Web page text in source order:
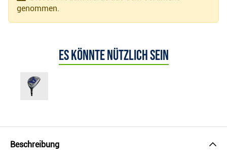
genommen.
Es könnte nützlich sein
Beschreibung